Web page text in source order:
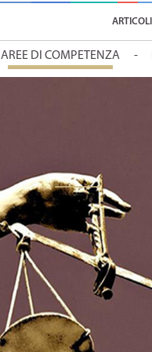
ARTICOLI
AREE DI COMPETENZA